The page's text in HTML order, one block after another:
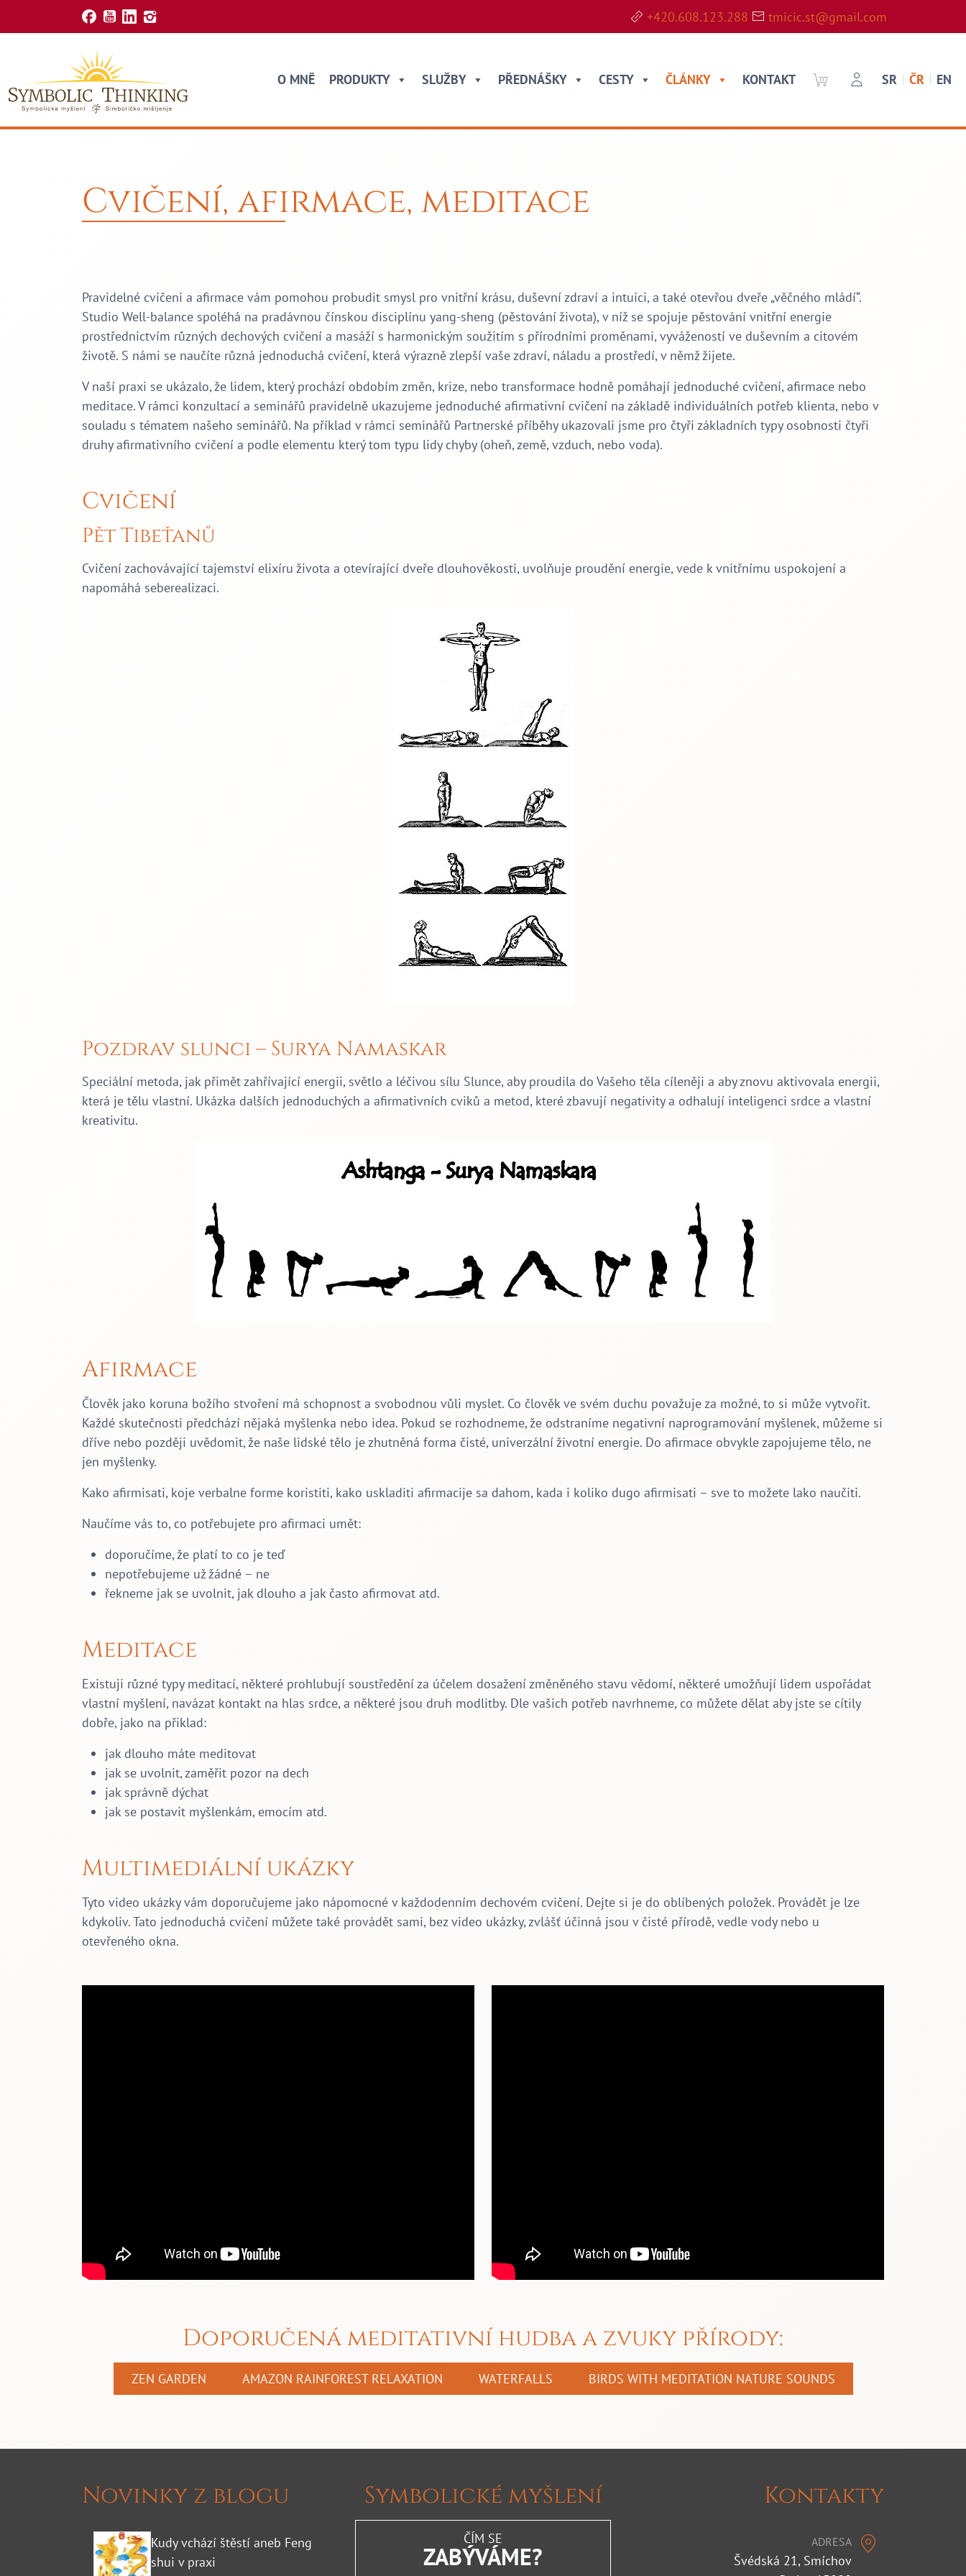
Skip to content +420.608.123.288 tmicic.st@gmail.com
O MNĚ PRODUKTY SLUŽBY PŘEDNÁŠKY CESTY ČLÁNKY KONTAKT SR ČR EN
Cvičení, afirmace, meditace
Pravidelné cvičeni a afirmace vám pomohou probudit smysl pro vnitřní krásu, duševní zdraví a intuici, a také otevřou dveře „věčného mládí“.
Studio Well-balance spoléhá na pradávnou čínskou disciplínu yang-sheng (pěstování života), v níž se spojuje pěstování vnitřní energie
prostřednictvím různých dechových cvičení a masáží s harmonickým soužitím s přírodními proměnami, vyvážeností ve duševním a citovém
životě. S námi se naučíte různá jednoduchá cvičení, která výrazně zlepší vaše zdraví, náladu a prostředí, v němž žijete.
V naší praxi se ukázalo, že lidem, který prochází obdobím změn, krize, nebo transformace hodně pomáhají jednoduché cvičení, afirmace nebo
meditace. V rámci konzultací a seminářů pravidelně ukazujeme jednoduché afirmativní cvičení na základě individuálních potřeb klienta, nebo v
souladu s tématem našeho seminářů. Na příklad v rámci seminářů Partnerské příběhy ukazovali jsme pro čtyři základních typy osobnosti čtyři
druhy afirmativního cvičení a podle elementu který tom typu lidy chyby (oheň, země, vzduch, nebo voda).
Cvičení
Pět Tibeťanů
Cvičení zachovávající tajemství elixíru života a otevírající dveře dlouhověkosti, uvolňuje proudění energie, vede k vnitřnímu uspokojení a
napomáhá seberealizaci.
Pozdrav slunci – Surya Namaskar
Speciální metoda, jak přimět zahřívající energii, světlo a léčivou sílu Slunce, aby proudila do Vašeho těla cíleněji a aby znovu aktivovala energii,
která je tělu vlastní. Ukázka dalších jednoduchých a afirmativních cviků a metod, které zbavují negativity a odhalují inteligenci srdce a vlastní
kreativitu.
Afirmace
Člověk jako koruna božího stvoření má schopnost a svobodnou vůli myslet. Co člověk ve svém duchu považuje za možné, to si může vytvořit.
Každé skutečnosti předchází nějaká myšlenka nebo idea. Pokud se rozhodneme, že odstraníme negativní naprogramování myšlenek, můžeme si
dříve nebo později uvědomit, že naše lidské tělo je zhutněná forma čisté, univerzální životní energie. Do afirmace obvykle zapojujeme tělo, ne
jen myšlenky.
Kako afirmisati, koje verbalne forme koristiti, kako uskladiti afirmacije sa dahom, kada i koliko dugo afirmisati – sve to možete lako naučiti.
Naučíme vás to, co potřebujete pro afirmaci umět:
doporučíme, že platí to co je teď
nepotřebujeme už žádné – ne
řekneme jak se uvolnit, jak dlouho a jak často afirmovat atd.
Meditace
Existuji různé typy meditací, některé prohlubují soustředění za účelem dosažení změněného stavu vědomí, některé umožňují lidem uspořádat
vlastní myšlení, navázat kontakt na hlas srdce, a některé jsou druh modlitby. Dle vašich potřeb navrhneme, co můžete dělat aby jste se cítily
dobře, jako na přiklad:
jak dlouho máte meditovat
jak se uvolnit, zaměřit pozor na dech
jak správně dýchat
jak se postavit myšlenkám, emocím atd.
Multimediální ukázky
Tyto video ukázky vám doporučujeme jako nápomocné v každodenním dechovém cvičení. Dejte si je do oblíbených položek. Provádět je lze
kdykoliv. Tato jednoduchá cvičení můžete také provádět sami, bez video ukázky, zvlášť účinná jsou v čisté přírodě, vedle vody nebo u
otevřeného okna.
Doporučená meditativní hudba a zvuky přírody:
ZEN GARDEN AMAZON RAINFOREST RELAXATION WATERFALLS BIRDS WITH MEDITATION NATURE SOUNDS
Novinky z blogu
Kudy vchází štěstí aneb Feng
shui v praxi
Symbolické myšlení
ČÍM SE
ZABÝVÁME?
Kontakty
ADRESA
Švédská 21, Smíchov